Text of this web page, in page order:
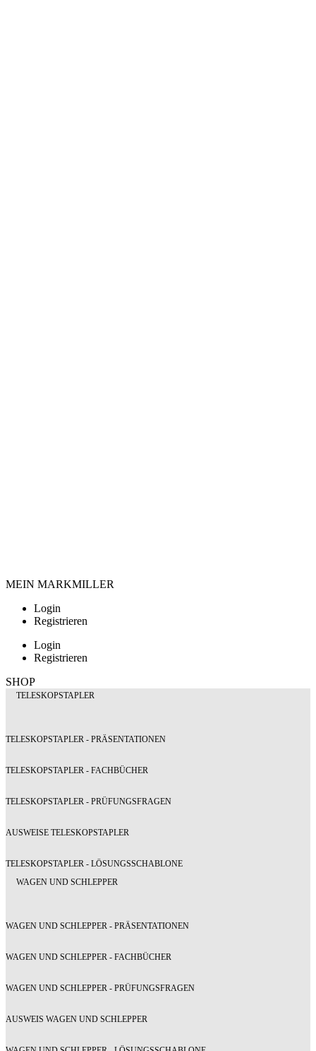
MEIN MARKMILLER
Login
Registrieren
Login
Registrieren
SHOP
TELESKOPSTAPLER
TELESKOPSTAPLER - PRÄSENTATIONEN
TELESKOPSTAPLER - FACHBÜCHER
TELESKOPSTAPLER - PRÜFUNGSFRAGEN
AUSWEISE TELESKOPSTAPLER
TELESKOPSTAPLER - LÖSUNGSSCHABLONE
WAGEN UND SCHLEPPER
WAGEN UND SCHLEPPER - PRÄSENTATIONEN
WAGEN UND SCHLEPPER - FACHBÜCHER
WAGEN UND SCHLEPPER - PRÜFUNGSFRAGEN
AUSWEIS WAGEN UND SCHLEPPER